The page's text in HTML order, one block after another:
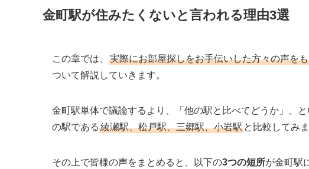
金町駅が住みたくないと言われる理由3選
この章では、 実際にお部屋探しをお手伝いした方々の声を
ついて解説していきます。
金町駅単体で議論するより、「他の駅と比べてどうか」、
の駅である 綾瀬駅、松戸駅、三郷駅、小岩駅 と比較してみ
その上で皆様の声をまとめると、以下の3つの短所が金町駅